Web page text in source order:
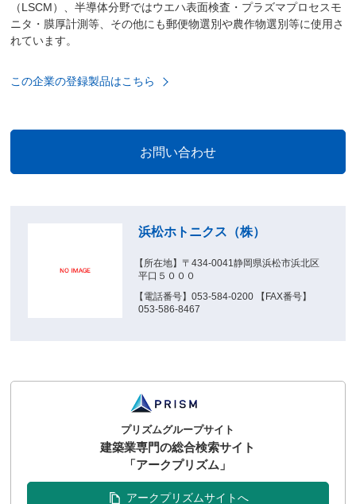
（LSCM）、半導体分野ではウエハ表面検査・プラズマプロセスモ
ニタ・膜厚計測等、その他にも郵便物選別や農作物選別等に使用さ
れています。
この企業の登録製品はこちら
浜松ホトニクス（株）
【所在地】〒434-0041静岡県浜松市浜北区
平口５０００
【電話番号】053-584-0200 【FAX番号】
053-586-8467
プリズムグループサイト
建築業専門の総合検索サイト
「アークプリズム」
アークプリズムサイトへ